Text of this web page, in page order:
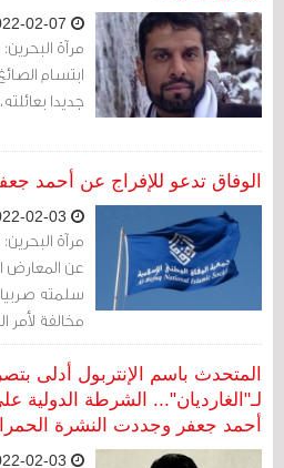
إساءة
للمُنظّمة
مرآة
ابتسام
جديدا
الوفاق تدعو للإفراج عن أحمد
مرآة
عن المعارض
سلمته
مخالفة لأمر
الإنسان.
المتحدث باسم الإنتربول أدلى
لـ"الغارديان"... الشرطة الدولية
أحمد جعفر وجددت النشرة